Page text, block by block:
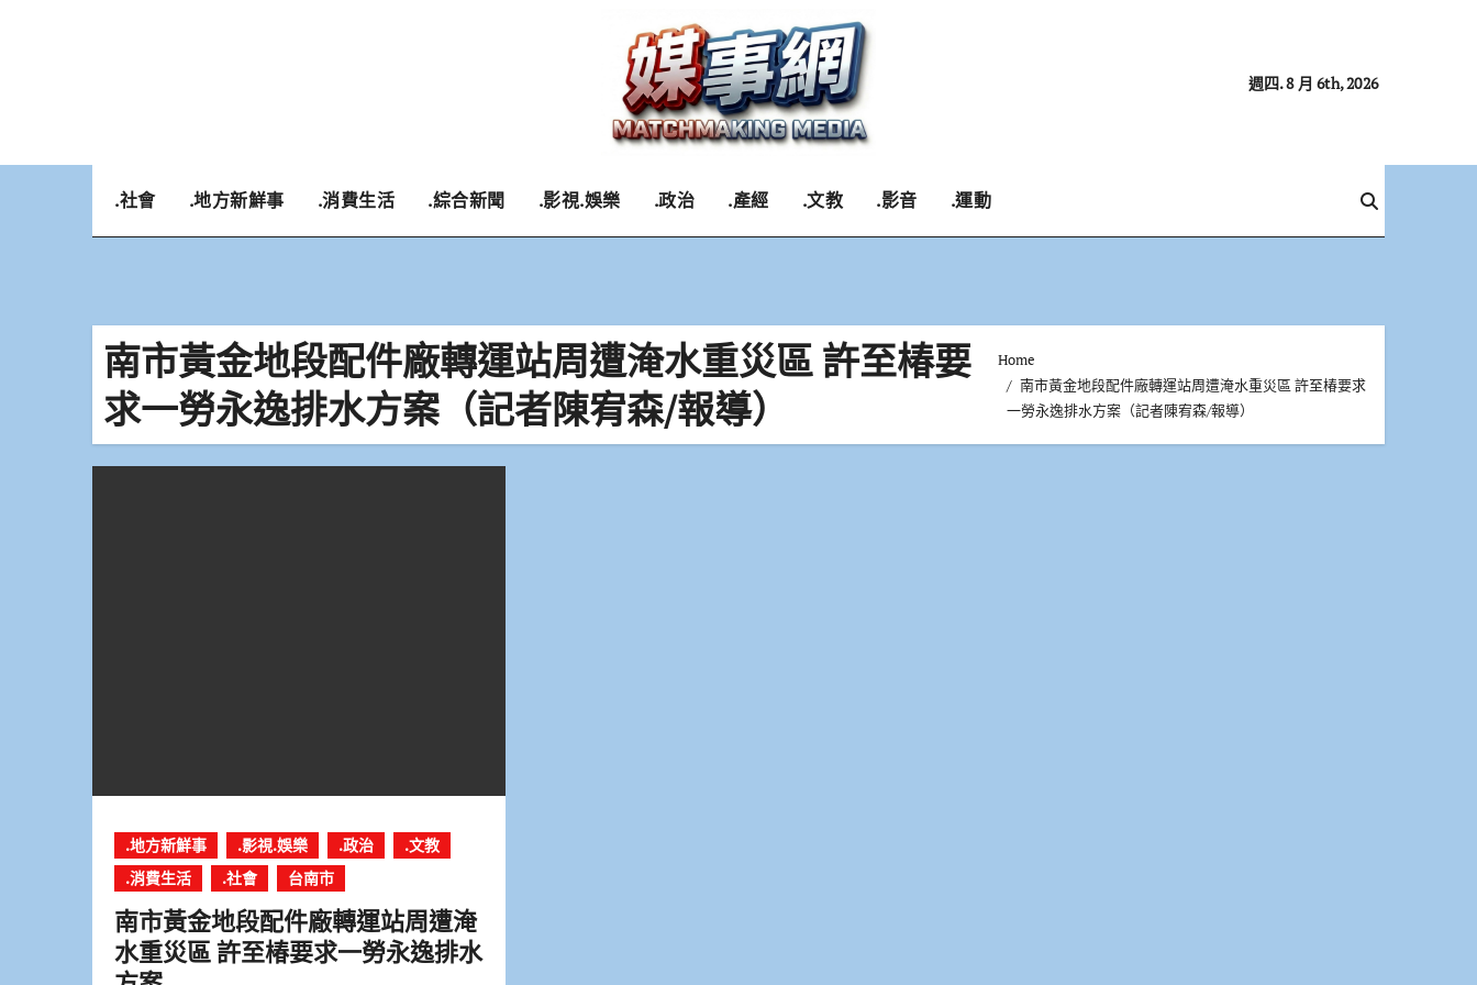
週四. 8 月 6th, 2026
.社會 .地方新鮮事 .消費生活 .綜合新聞 .影視.娛樂 .政治 .產經 .文教 .影音 .運動
南市黃金地段配件廠轉運站周遭淹水重災區 許至椿要
求一勞永逸排水方案（記者陳宥森/報導）
Home
南市黃金地段配件廠轉運站周遭淹水重災區 許至椿要求
一勞永逸排水方案（記者陳宥森/報導）
.地方新鮮事 .影視.娛樂 .政治
.文教
.消費生活
.社會 台南市
南市黃金地段配件廠轉運站周遭淹
水重災區 許至椿要求一勞永逸排水